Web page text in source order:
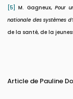
[5] M. Gagneux, Pour
nationale des systèmes
de la santé, de la
Article de Pauline